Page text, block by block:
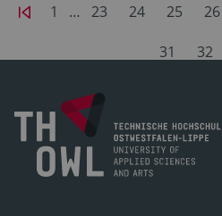
1 … 23 24 25 26
31 32